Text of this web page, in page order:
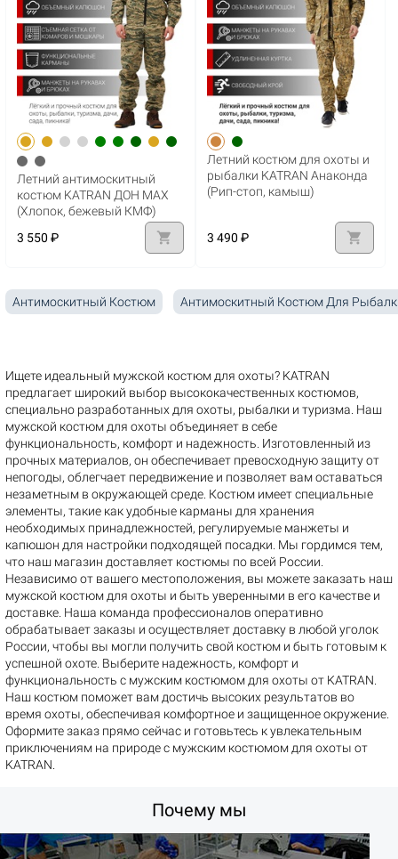
Летний антимоскитный
костюм KATRAN ДОН MAX
(Хлопок, бежевый КМФ)
3 550 ₽
shopping_cart
Летний костюм для охоты и
рыбалки KATRAN Анаконда
(Рип-стоп, камыш)
3 490 ₽ shopping_cart
Антимоскитный Костюм Антимоскитный Костюм Для
Ищете идеальный мужской костюм для охоты? KATRAN
предлагает широкий выбор высококачественных костюмов,
специально разработанных для охоты, рыбалки и туризма. Наш
мужской костюм для охоты объединяет в себе
функциональность, комфорт и надежность. Изготовленный из
прочных материалов, он обеспечивает превосходную защиту от
непогоды, облегчает передвижение и позволяет вам оставаться
незаметным в окружающей среде. Костюм имеет специальные
элементы, такие как удобные карманы для хранения
необходимых принадлежностей, регулируемые манжеты и
капюшон для настройки подходящей посадки. Мы гордимся тем,
что наш магазин доставляет костюмы по всей России.
Независимо от вашего местоположения, вы можете заказать наш
мужской костюм для охоты и быть уверенными в его качестве и
доставке. Наша команда профессионалов оперативно
обрабатывает заказы и осуществляет доставку в любой уголок
России, чтобы вы могли получить свой костюм и быть готовым к
успешной охоте. Выберите надежность, комфорт и
функциональность с мужским костюмом для охоты от KATRAN.
Наш костюм поможет вам достичь высоких результатов во
время охоты, обеспечивая комфортное и защищенное окружение.
Оформите заказ прямо сейчас и готовьтесь к увлекательным
приключениям на природе с мужским костюмом для охоты от
KATRAN.
Почему мы